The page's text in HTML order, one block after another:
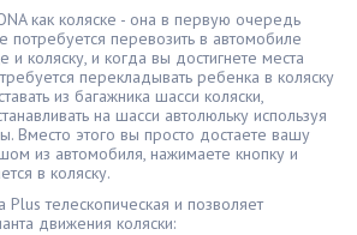
как коляске - она в первую очередь
потребуется перевозить в автомобиле
коляску, и когда вы достигнете места
перекладывать ребенка в коляску
из багажника шасси коляски,
на шасси автолюльку используя
Вместо этого вы просто достаете вашу
из автомобиля, нажимаете кнопку и
в коляску.
Plus телескопическая и позволяет
движения коляски: